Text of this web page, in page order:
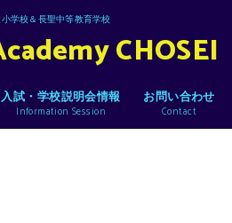
学校＆長聖中等教育学校
CHOSEI
入試・学校説明会情報
Information Session
お問い合わせ
Contact